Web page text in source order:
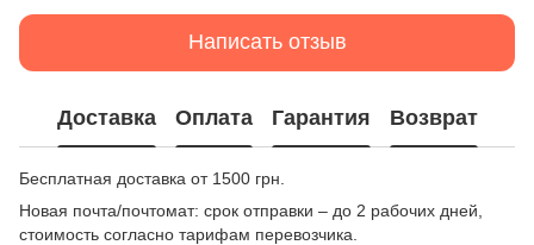
Написать отзыв
Доставка Оплата Гарантия Возврат
Бесплатная доставка от 1500 грн.
Новая почта/почтомат: срок отправки – до 2 рабочих дней,
стоимость согласно тарифам перевозчика.